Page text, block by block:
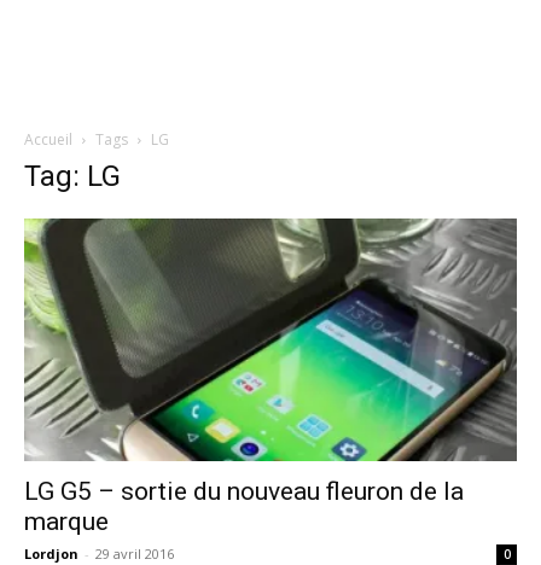
Accueil Tags LG
Tag: LG
LG G5 – sortie du nouveau fleuron de la
marque
Lordjon - 29 avril 2016 0